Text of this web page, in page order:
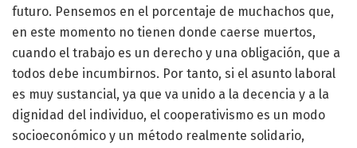
futuro. Pensemos en el porcentaje de muchachos que,
en este momento no tienen donde caerse muertos,
cuando el trabajo es un derecho y una obligación, que a
todos debe incumbirnos. Por tanto, si el asunto laboral
es muy sustancial, ya que va unido a la decencia y a la
dignidad del individuo, el cooperativismo es un modo
socioeconómico y un método realmente solidario,